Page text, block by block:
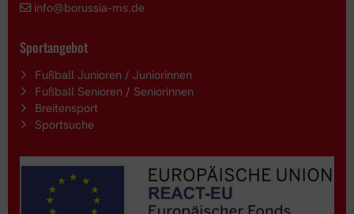
info@borussia-ms.de
Sportangebot
Fußball Junioren / Juniorinnen
Fußball Senioren / Seniorinnen
Breitensport
Sportsuche